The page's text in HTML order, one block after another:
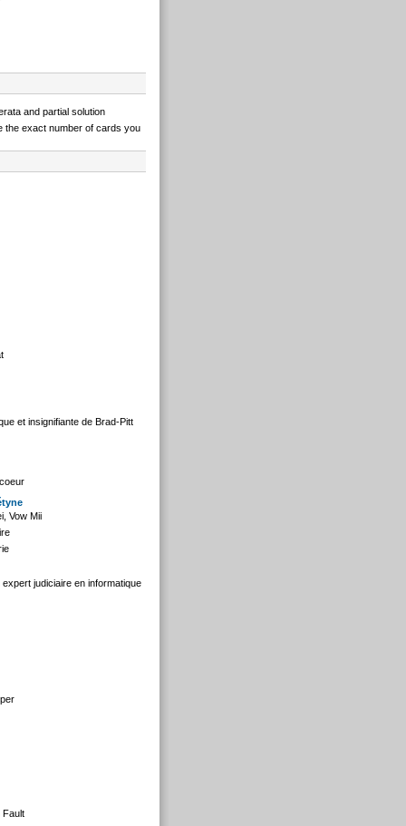
and partial solution
the exact number of cards you
et insignifiante de Brad-Pitt
Vow Mii
judiciaire en informatique
Fault